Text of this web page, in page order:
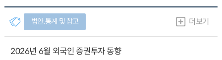
법안.통계 및 참고 더보기
2026년 6월 외국인 증권투자 동향